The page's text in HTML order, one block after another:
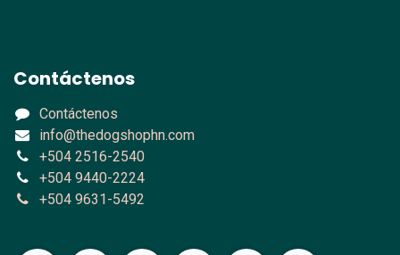
Contáctenos
Contáctenos
info@thedogshophn.com
+504 2516-2540
+504 9440-2224
+504 9631-5492